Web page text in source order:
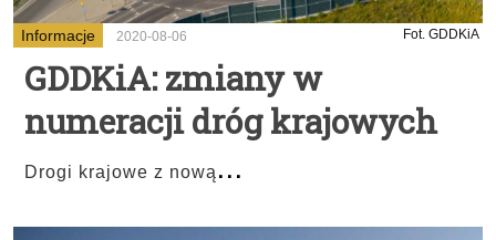
Informacje 2020-08-06 Fot. GDDKiA
GDDKiA: zmiany w
numeracji dróg krajowych
Drogi krajowe z nową ...